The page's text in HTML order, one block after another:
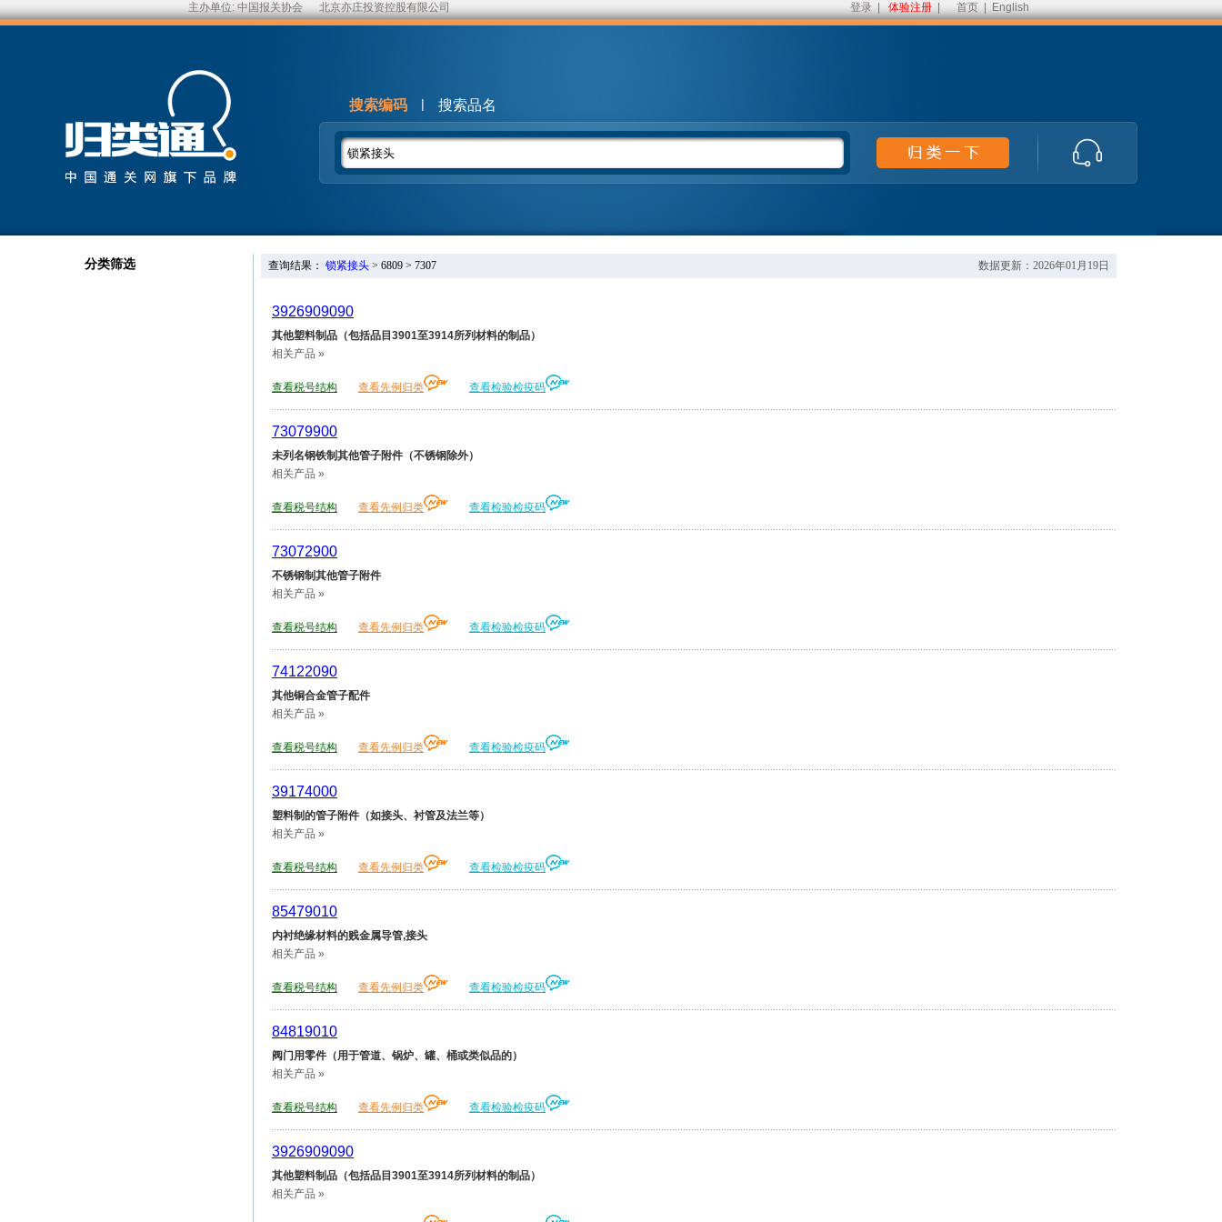
主办单位: 中国报关协会 北京亦庄投资控股有限公司 登录 体验注册 首页 English
搜索编码 | 搜索品名
分类筛选 查询结果： 锁紧接头 > 6809 > 7307 数据更新：2026年01月19日
3926909090
其他塑料制品（包括品目3901至3914所列材料的制品）
相关产品 »
查看税号结构 查看先例归类 查看检验检疫码
73079900
未列名钢铁制其他管子附件（不锈钢除外）
相关产品 »
查看税号结构 查看先例归类 查看检验检疫码
73072900
不锈钢制其他管子附件
相关产品 »
查看税号结构 查看先例归类 查看检验检疫码
74122090
其他铜合金管子配件
相关产品 »
查看税号结构 查看先例归类 查看检验检疫码
39174000
塑料制的管子附件（如接头、衬管及法兰等）
相关产品 »
查看税号结构 查看先例归类 查看检验检疫码
85479010
内衬绝缘材料的贱金属导管,接头
相关产品 »
查看税号结构 查看先例归类 查看检验检疫码
84819010
阀门用零件（用于管道、锅炉、罐、桶或类似品的）
相关产品 »
查看税号结构 查看先例归类 查看检验检疫码
3926909090
其他塑料制品（包括品目3901至3914所列材料的制品）
相关产品 »